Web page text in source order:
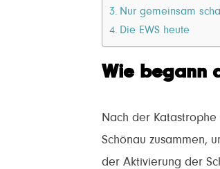
Nur gemeinsam
Die EWS heute
Wie begann
Nach der
Schönau zusammen,
der Aktivierung der